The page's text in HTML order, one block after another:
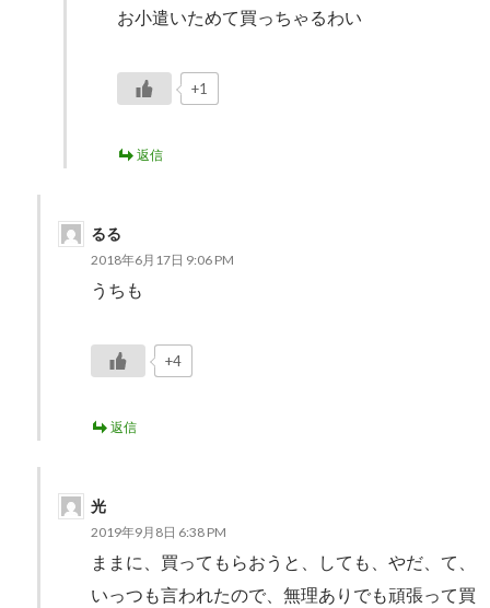
お小遣いためて買っちゃるわい
+1
返信
るる
2018年6月17日 9:06 PM
うちも
+4
返信
光
2019年9月8日 6:38 PM
ままに、買ってもらおうと、しても、やだ、て、
いっつも言われたので、無理ありでも頑張って買